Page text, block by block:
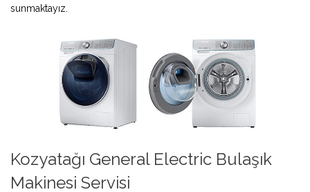
sunmaktayız.
Kozyatağı General Electric Bulaşık
Makinesi Servisi